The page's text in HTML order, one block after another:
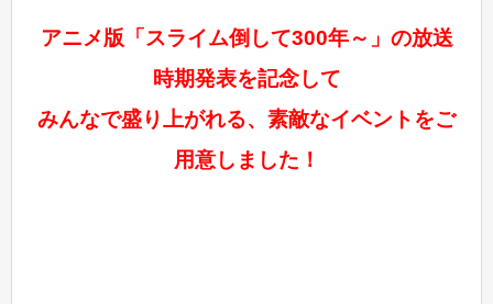
アニメ版「スライム倒して300年～」の放送
時期発表を記念して
みんなで盛り上がれる、素敵なイベントをご
用意しました！